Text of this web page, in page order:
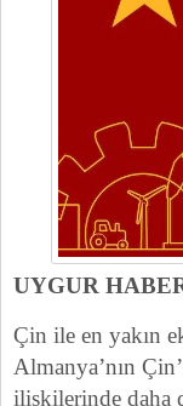
UYGUR
Çin ile en yakın
Almanya’nın
ilişkilerinde daha